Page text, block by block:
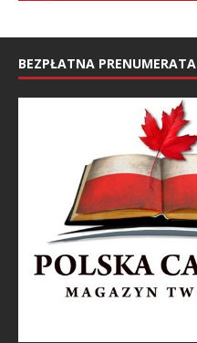
BEZPŁATNA PRENUMERATA